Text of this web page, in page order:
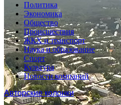
Политика
Экономика
Общество
Происшествия
ЖКХ и транспорт
Наука и образование
Спорт
Культура
Новости компаний
Авторские колонки